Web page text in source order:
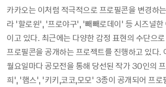
카카오는 이처럼 적극적으로 프로필콘을 변경하
라 ‘할로윈’, ‘프로야구’, ‘빼빼로데이’ 등 시즈
이고 있다. 최근에는 다양한 감정 표현의 수단으
프로필콘을 공개하는 프로젝트를 진행하고 있다
월요일마다 공모전을 통해 당선된 작가 30인의
희’, ‘햄스’, ‘키키,코코,모모’ 3종이 공개되어 프